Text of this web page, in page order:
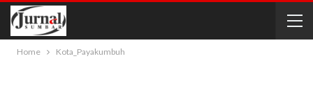
Home Kota_Payakumbuh